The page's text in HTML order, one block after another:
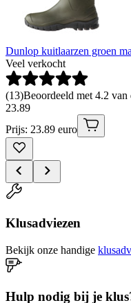
Dunlop kuitlaarzen groen
Veel verkocht
(13)Beoordeeld met 4.2
23.89
Prijs: 23.89 euro
Klusadviezen
Bekijk onze handige
Hulp nodig bij je